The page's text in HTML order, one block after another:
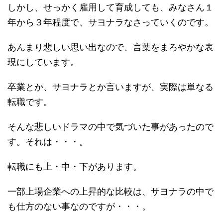
しかし、せっかく雇用して育成しても、みなさん１
年から３年程度で、サヨナラなさっていくのです。
あんまり悲しい思い出なので、言葉をまろやかな表
現にしています。
卒業とか、サヨナラとか言いますが、実際は単なる
転職です。
そんな悲しいドラマの中で気づいた事があったので
す。それは・・・。
転職にも上・中・下があります。
一部上場企業への上昇的な比較は、サヨナラの中で
も仕方のない事なのですが・・・。